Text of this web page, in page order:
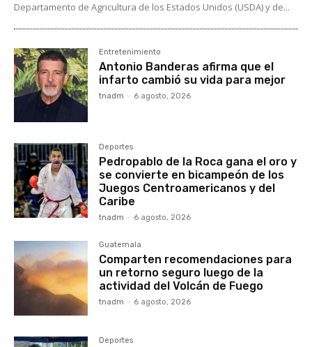
Departamento de Agricultura de los Estados Unidos (USDA) y de...
Entretenimiento
Antonio Banderas afirma que el
infarto cambió su vida para mejor
tnadm - 6 agosto, 2026
Deportes
Pedropablo de la Roca gana el oro y
se convierte en bicampeón de los
Juegos Centroamericanos y del
Caribe
tnadm - 6 agosto, 2026
Guatemala
Comparten recomendaciones para
un retorno seguro luego de la
actividad del Volcán de Fuego
tnadm - 6 agosto, 2026
Deportes